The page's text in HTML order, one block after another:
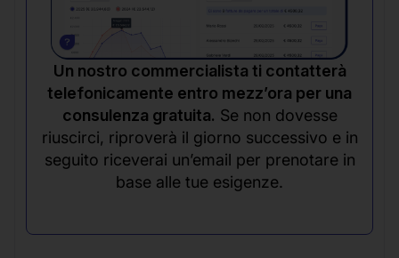
Un nostro commercialista ti contatterà
telefonicamente entro mezz’ora per una
consulenza gratuita. Se non dovesse
riuscirci, riproverà il giorno successivo e in
seguito riceverai un’email per prenotare in
base alle tue esigenze.